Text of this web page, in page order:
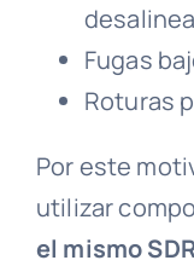
Fugas
Roturas
Por este
utilizar
el mismo